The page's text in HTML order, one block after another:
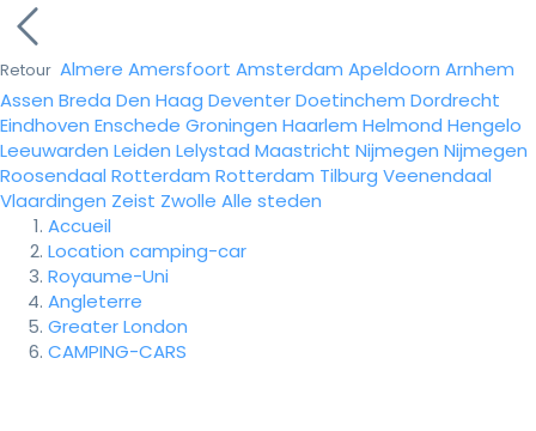
Retour Almere Amersfoort Amsterdam Apeldoorn Arnhem
Assen Breda Den Haag DeventerDoetinchem Dordrecht
Eindhoven Enschede Groningen Haarlem Helmond Hengelo
Leeuwarden Leiden Lelystad Maastricht Nijmegen Nijmegen
Roosendaal Rotterdam Rotterdam Tilburg Veenendaal
Vlaardingen Zeist Zwolle Alle steden
Accueil
Location camping-car
Royaume-Uni
Angleterre
Greater London
CAMPING-CARS